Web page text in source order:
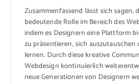
Zusammenfassend lässt sich sagen,
bedeutende Rolle im Bereich des
indem es Designern eine Plattform
zu präsentieren, sich
lernen. Durch diese kreative
Webdesign kontinuierlich
neue Generationen von Designern